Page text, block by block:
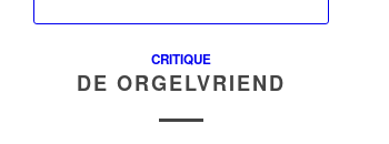
CRITIQUE
DE ORGELVRIEND